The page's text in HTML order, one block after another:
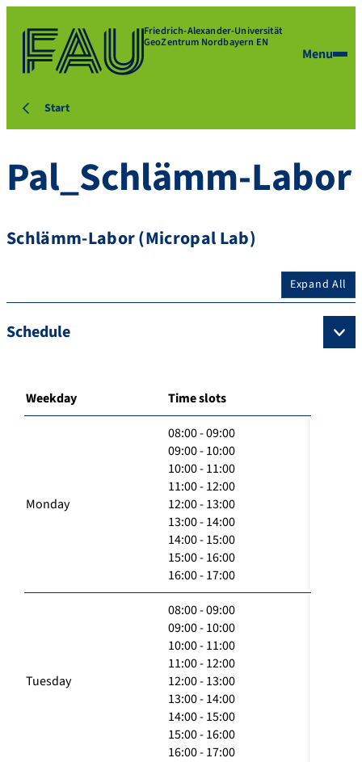
Friedrich-Alexander-Universität
GeoZentrum Nordbayern EN
Menu
Start
Pal_Schlämm-Labor
Schlämm-Labor (Micropal Lab)
Expand All
Schedule
Weekday Time slots
Monday
08:00 - 09:00
09:00 - 10:00
10:00 - 11:00
11:00 - 12:00
12:00 - 13:00
13:00 - 14:00
14:00 - 15:00
15:00 - 16:00
16:00 - 17:00
Tuesday
08:00 - 09:00
09:00 - 10:00
10:00 - 11:00
11:00 - 12:00
12:00 - 13:00
13:00 - 14:00
14:00 - 15:00
15:00 - 16:00
16:00 - 17:00